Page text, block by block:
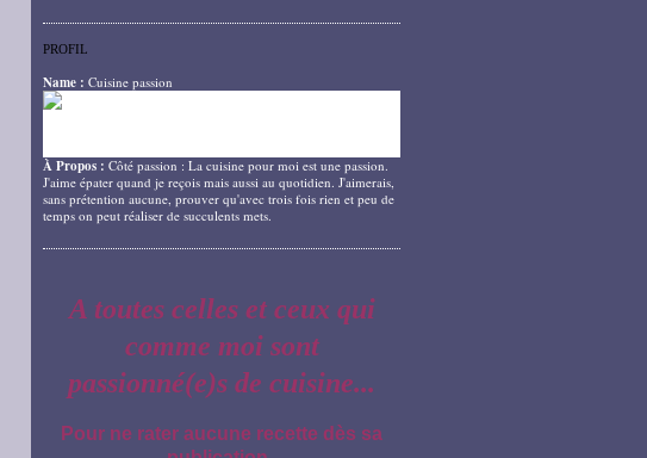
PROFIL
Name : Cuisine passion
À Propos : Côté passion : La cuisine pour moi est une passion.
J'aime épater quand je reçois mais aussi au quotidien. J'aimerais,
sans prétention aucune, prouver qu'avec trois fois rien et peu de
temps on peut réaliser de succulents mets.
A toutes celles et ceux qui
comme moi sont
passionné(e)s de cuisine...
Pour ne rater aucune recette dès sa